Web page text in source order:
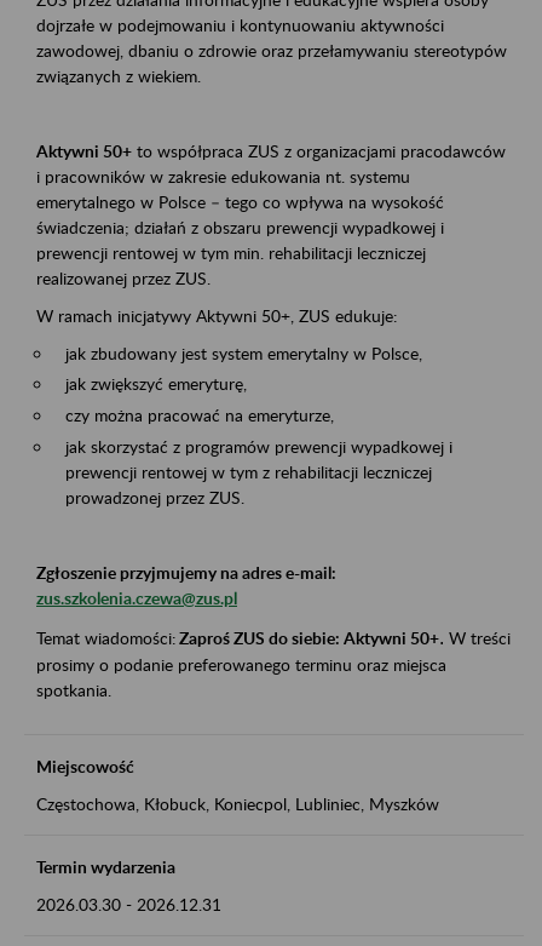
dojrzałe w podejmowaniu i kontynuowaniu aktywności
zawodowej, dbaniu o zdrowie oraz przełamywaniu stereotypów
związanych z wiekiem.
Aktywni 50+ to współpraca ZUS z organizacjami pracodawców
i pracowników w zakresie edukowania nt. systemu
emerytalnego w Polsce – tego co wpływa na wysokość
świadczenia; działań z obszaru prewencji wypadkowej i
prewencji rentowej w tym min. rehabilitacji leczniczej
realizowanej przez ZUS.
W ramach inicjatywy Aktywni 50+, ZUS edukuje:
jak zbudowany jest system emerytalny w Polsce,
jak zwiększyć emeryturę,
czy można pracować na emeryturze,
jak skorzystać z programów prewencji wypadkowej i
prewencji rentowej w tym z rehabilitacji leczniczej
prowadzonej przez ZUS.
Zgłoszenie przyjmujemy na adres e-mail:
zus.szkolenia.czewa@zus.pl
Temat wiadomości:Zaproś ZUS do siebie: Aktywni 50+. W treści
prosimy o podanie preferowanego terminu oraz miejsca
spotkania.
Miejscowość
Częstochowa, Kłobuck, Koniecpol, Lubliniec, Myszków
Termin wydarzenia
2026.03.30 - 2026.12.31